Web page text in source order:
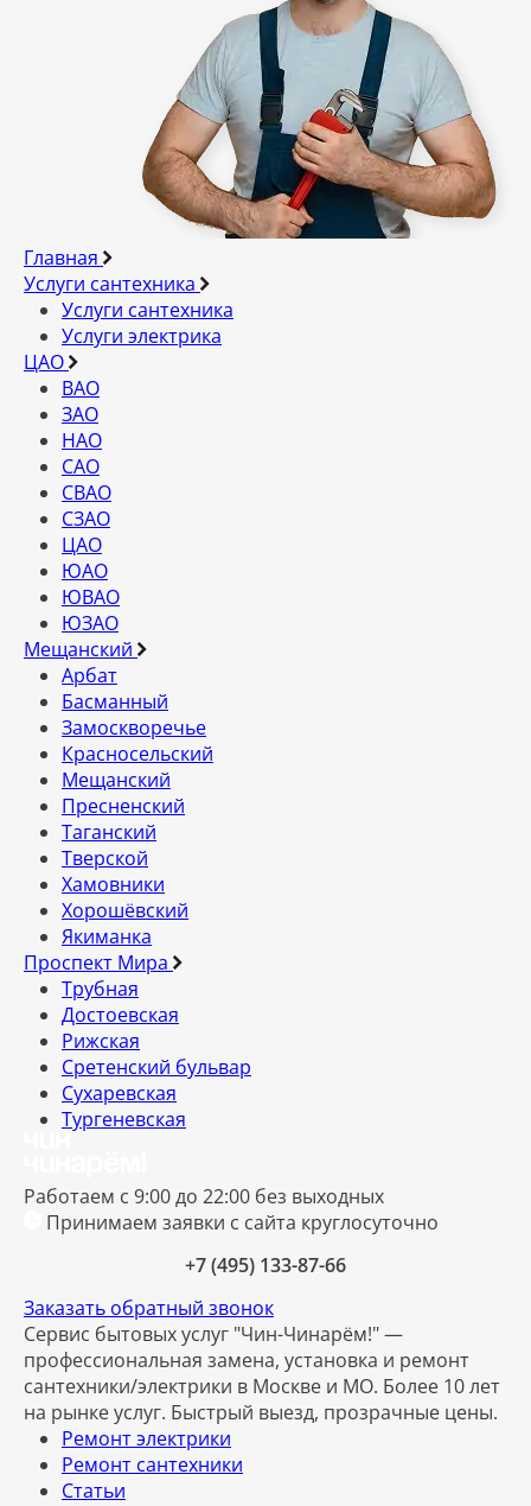
Главная
Услуги сантехника
Услуги сантехника
Услуги электрика
ЦАО
ВАО
ЗАО
НАО
САО
СВАО
СЗАО
ЦАО
ЮАО
ЮВАО
ЮЗАО
Мещанский
Арбат
Басманный
Замоскворечье
Красносельский
Мещанский
Пресненский
Таганский
Тверской
Хамовники
Хорошёвский
Якиманка
Проспект Мира
Трубная
Достоевская
Рижская
Сретенский бульвар
Сухаревская
Тургеневская
Работаем с 9:00 до 22:00 без выходных
Принимаем заявки с сайта круглосуточно
+7 (495) 133-87-66
Заказать обратный звонок
Сервис бытовых услуг "Чин-Чинарём!" —
профессиональная замена, установка и ремонт
сантехники/электрики в Москве и МО. Более 10 лет
на рынке услуг. Быстрый выезд, прозрачные цены.
Ремонт электрики
Ремонт сантехники
Статьи